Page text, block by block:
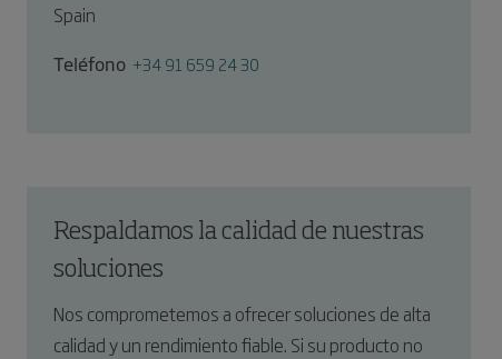
Spain
Teléfono +34 91 659 24 30
Respaldamos la calidad de nuestras
soluciones
Nos comprometemos a ofrecer soluciones de alta
calidad y un rendimiento fiable. Si su producto no